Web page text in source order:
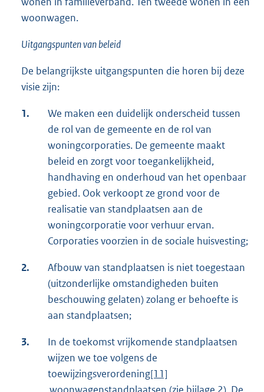
woonwagen.
Uitgangspunten van beleid
De belangrijkste uitgangspunten die horen bij deze
visie zijn:
1.
We maken een duidelijk onderscheid tussen
de rol van de gemeente en de rol van
woningcorporaties. De gemeente maakt
beleid en zorgt voor toegankelijkheid,
handhaving en onderhoud van het openbaar
gebied. Ook verkoopt ze grond voor de
realisatie van standplaatsen aan de
woningcorporatie voor verhuur ervan.
Corporaties voorzien in de sociale huisvesting;
2.
Afbouw van standplaatsen is niet toegestaan
(uitzonderlijke omstandigheden buiten
beschouwing gelaten) zolang er behoefte is
aan standplaatsen;
3.
In de toekomst vrijkomende standplaatsen
wijzen we toe volgens de
toewijzingsverordening[11]